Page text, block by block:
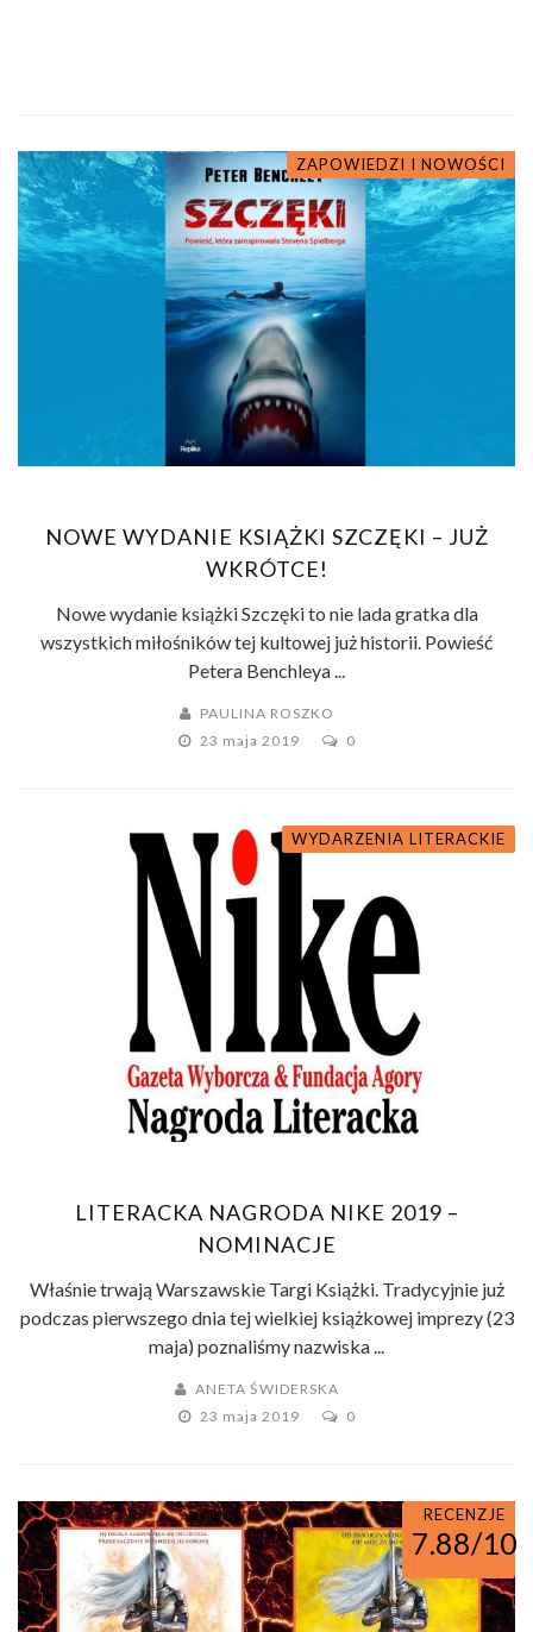
ZAPOWIEDZI I NOWOŚCI
NOWE WYDANIE KSIĄŻKI SZCZĘKI – JUŻ
WKRÓTCE!
Nowe wydanie książki Szczęki to nie lada gratka dla
wszystkich miłośników tej kultowej już historii. Powieść
Petera Benchleya ...
PAULINA ROSZKO
23 maja 2019
0
WYDARZENIA LITERACKIE
LITERACKA NAGRODA NIKE 2019 –
NOMINACJE
Właśnie trwają Warszawskie Targi Książki. Tradycyjnie już
podczas pierwszego dnia tej wielkiej książkowej imprezy (23
maja) poznaliśmy nazwiska ...
ANETA ŚWIDERSKA
23 maja 2019
0
RECENZJE
7.88/10